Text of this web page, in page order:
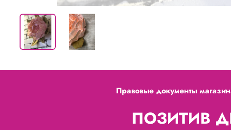
Правовые документы
ПОЗИТИВ